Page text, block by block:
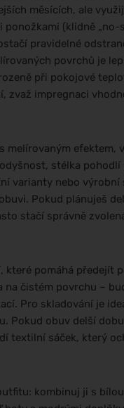
měsících, ale
(klidně
pravidelné
povrchů je
při pokojové
zvaž impregnaci
melírovaným efektem,
stélka
varianty nebo
Pokud plánuješ
stačí správně
které pomáhá předejít
čistém povrchu –
Pro skladování je
Pokud obuv delší
textilní sáček, který
kombinuj ji s